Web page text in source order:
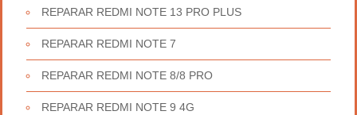
REPARAR REDMI NOTE 13 PRO PLUS
REPARAR REDMI NOTE 7
REPARAR REDMI NOTE 8/8 PRO
REPARAR REDMI NOTE 9 4G